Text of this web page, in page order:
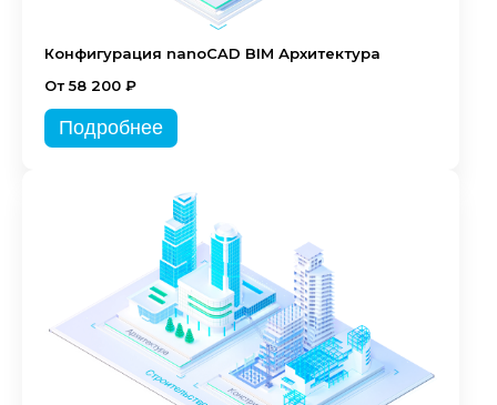
Конфигурация nanoCAD BIM Архитектура
От 58 200 ₽
Подробнее